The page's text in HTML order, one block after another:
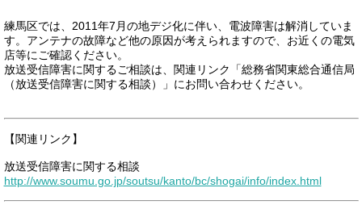
練馬区では、2011年7月の地デジ化に伴い、電波障害は解消していま
す。アンテナの故障など他の原因が考えられますので、お近くの電気
店等にご確認ください。
放送受信障害に関するご相談は、関連リンク「総務省関東総合通信局
（放送受信障害に関する相談）」にお問い合わせください。
【関連リンク】
放送受信障害に関する相談
http://www.soumu.go.jp/soutsu/kanto/bc/shogai/info/index.html